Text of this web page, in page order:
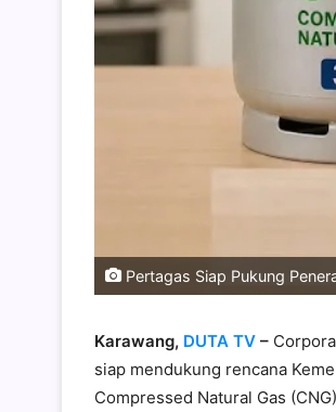
Pertagas Siap Pukung
Karawang, DUTA TV –
siap mendukung rencana
Compressed Natural Gas